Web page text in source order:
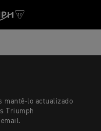
mantê-lo actualizado
Triumph